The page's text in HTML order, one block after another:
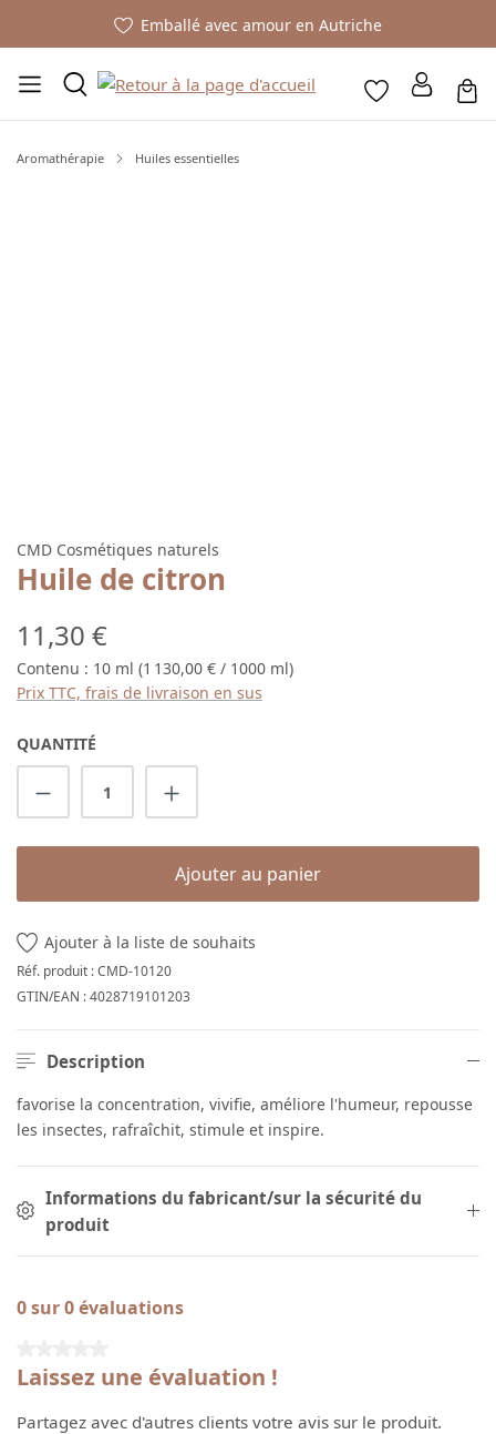
Emballé avec amour en Autriche
Aromathérapie Huiles essentielles
CMD Cosmétiques naturels
Huile de citron
Prix régulier :
11,30 €
Contenu : 10 ml (1 130,00 € / 1000 ml)
Prix TTC, frais de livraison en sus
QUANTITÉ
Quantité de produit : Entrez la quantité
Ajouter au panier
Ajouter à la liste de souhaits
Réf. produit :CMD-10120
GTIN/EAN :4028719101203
Description
favorise la concentration, vivifie, améliore l'humeur, repousse
les insectes, rafraîchit, stimule et inspire.
Informations du fabricant/sur la sécurité du
produit
0 sur 0 évaluations
Laissez une évaluation !
Partagez avec d'autres clients votre avis sur le produit.